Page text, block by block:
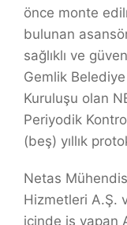
önce monte
bulunan
sağlıklı ve
Gemlik
Kuruluşu olan
Periyodik
(beş) yıllık
Netas
Hizmetleri A.Ş.
içinde iş yapan